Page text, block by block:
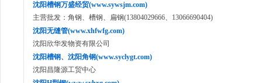
沈阳槽钢万盛经贸(www.sywsjm.com)
主营批发：角钢、槽钢、扁钢(13804029666、13066690404)
沈阳无缝管(www.xhfwfg.com)
沈阳欣华发物资有限公司
沈阳槽钢、沈阳角钢(www.syclygt.com)
沈阳昌隆源工贸中心